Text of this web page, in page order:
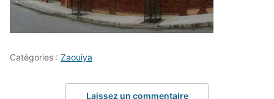
Catégories : Zaouiya
Laissez un commentaire